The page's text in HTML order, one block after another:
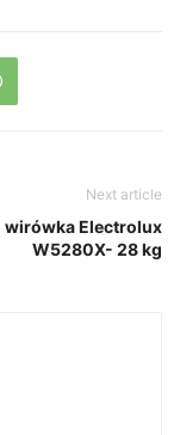
Next article
wirówka Electrolux
W5280X- 28 kg